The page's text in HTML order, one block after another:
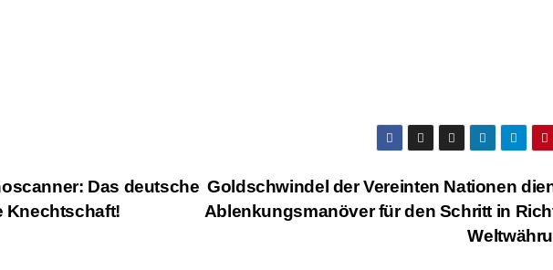
Goldschwindel der Vereinten Nationen
Ablenkungsmanöver für den Schritt in
Das deutsche
Knechtschaft!